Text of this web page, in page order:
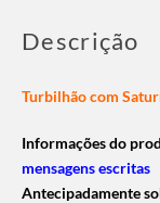
Descrição
Turbilhão com
Informações do
mensagens escritas
Antecipadamente